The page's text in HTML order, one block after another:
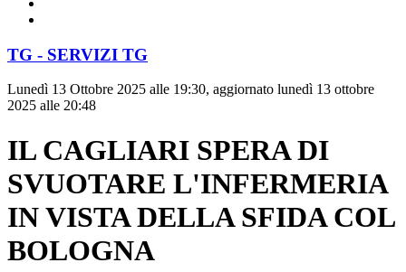
TG - SERVIZI TG
Lunedì 13 Ottobre 2025 alle 19:30, aggiornato lunedì 13 ottobre
2025 alle 20:48
IL CAGLIARI SPERA DI
SVUOTARE L'INFERMERIA
IN VISTA DELLA SFIDA COL
BOLOGNA